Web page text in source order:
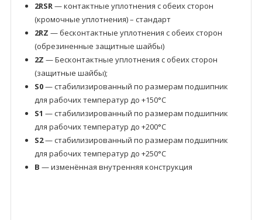
2RSR— контактные уплотнения с обеих сторон
(кромочные уплотнения) – стандарт
2RZ — бесконтактные уплотнения с обеих сторон
(обрезиненные защитные шайбы)
2Z — Бесконтактные уплотнения с обеих сторон
(защитные шайбы);
S0— стабилизированный по размерам подшипник
для рабочих температур до +150°C
S1 — стабилизированный по размерам подшипник
для рабочих температур до +200°C
S2— стабилизированный по размерам подшипник
для рабочих температур до +250°C
B — изменённая внутренняя конструкция